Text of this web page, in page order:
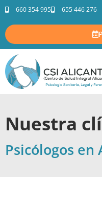
660 354 995 655 446 276
Nuestra
Psicólogos en